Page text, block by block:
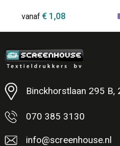
vanaf € 1,08
Minimale afname: 1
Binckhorstlaan 295 B,
070 385 3130
info@screenhouse.nl